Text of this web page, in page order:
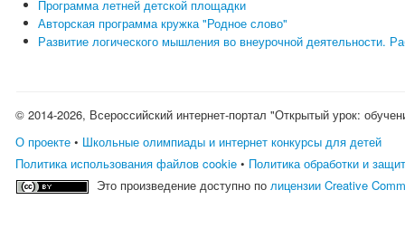
Программа летней детской площадки
Авторская программа кружка "Родное слово"
Развитие логического мышления во внеурочной деятельности.
© 2014-2026, Всероссийский интернет-портал "Открытый урок:
О проекте • Школьные олимпиады и интернет конкурсы для детей
Политика использования файлов cookie • Политика обработки и
Это произведение доступно полицензии Creative